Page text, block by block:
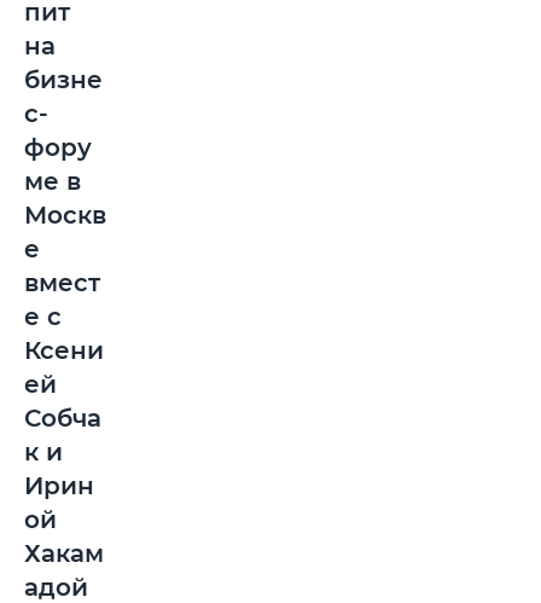
пит
на
бизне
с-
фору
ме в
Москв
е
вмест
е с
Ксени
ей
Собча
к и
Ирин
ой
Хакам
адой